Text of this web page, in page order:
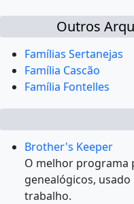
Outros
Famílias Sertanejas
Família Cascão
Família Fontelles
Brother's Keeper
O melhor programa
genealógicos,
trabalho.